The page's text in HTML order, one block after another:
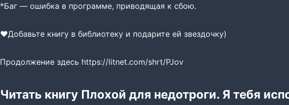
*Баг — ошибка в программе, приводящая к сбою.
‍❤️‍Добавьте книгу в библиотеку и подарите ей звездочку)
Продолжение здесь https://litnet.com/shrt/PJov
Читать книгу Плохой для недотроги. Я тебя